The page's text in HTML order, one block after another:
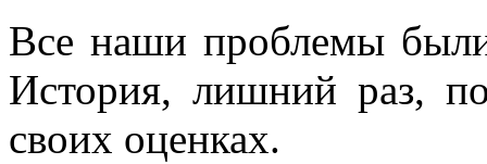
Все наши проблемы
История, лишний раз,
своих оценках.